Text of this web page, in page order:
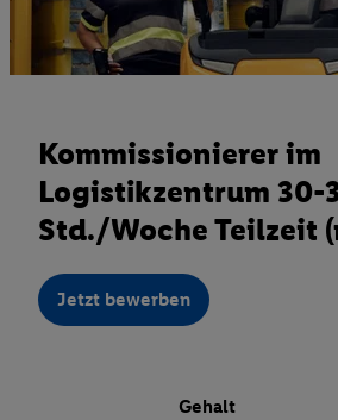
Kommissionierer im
Logistikzentrum 30-
Std./Woche Teilzeit
Jetzt bewerben
Gehalt